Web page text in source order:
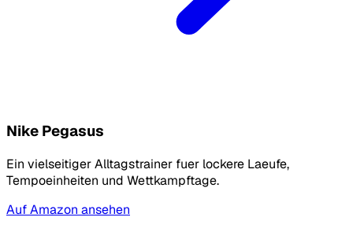
Nike Pegasus
Ein vielseitiger Alltagstrainer fuer lockere Laeufe,
Tempoeinheiten und Wettkampftage.
Auf Amazon ansehen